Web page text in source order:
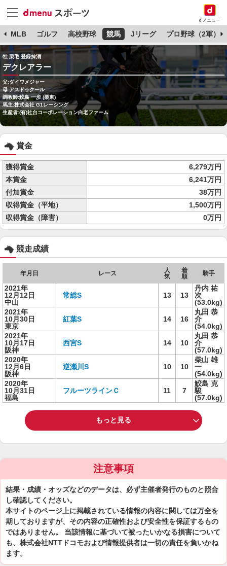
dメニュー
MLB ゴルフ 高校野球 競馬 Jリーグ プロ野球（2軍）
牡 栗毛 登録抹消
デクレアラー
父:ダイワメジャー
母:アスドゥクール
調教師:鮫島 一歩 (栗東)
馬主:株式会社 G1レーシング
生産者:(有)社台コーポレーション白老ファーム
賞金
獲得賞金
6,279万円
本賞金
6,241万円
付加賞金
38万円
収得賞金（平地）
1,500万円
収得賞金（障害）
0万円
競走成績
年月日 レース
人
気
着
順
騎手
2021年
12月12日
中山
常総S 13 13
丹内 祐
次
(53.0kg)
2021年
10月30日
東京
紅葉S 14 16
丸田 恭
介
(54.0kg)
2021年
10月17日
阪神
西宮S 14 10
丸田 恭
介
(57.0kg)
2020年
12月6日
阪神
逆瀬川S 10 10
柴山 雄
一
(54.0kg)
2020年
10月31日
福島
フルーツラインＣ 11 7
鮫島 克
駿
(57.0kg)
もっと見る
注意事項
結果・成績・オッズなどのデータは、必ず主催者発行のものと照合
し確認してください。
本サイトのページ上に掲載されている情報の内容に関しては万全を
期しておりますが、その内容の正確性および安全性を保証するもの
ではありません。 当該情報に基づいて被ったいかなる損害について
も、株式会社NTTドコモおよび情報提供者は一切の責任を負いかね
ます。